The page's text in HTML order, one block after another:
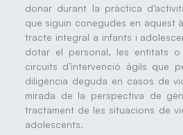
donar durant la pràctica
que siguin conegudes en aquest
tracte integral a infants i
dotar el personal, les entitats o
circuits d’intervenció àgils que
diligència deguda en casos de
mirada de la perspectiva de
tractament de les situacions de
adolescents.